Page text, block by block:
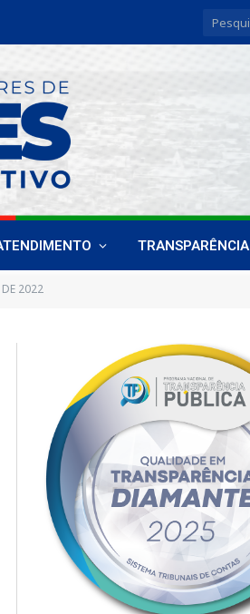
TRANSPARÊNCIA
2022